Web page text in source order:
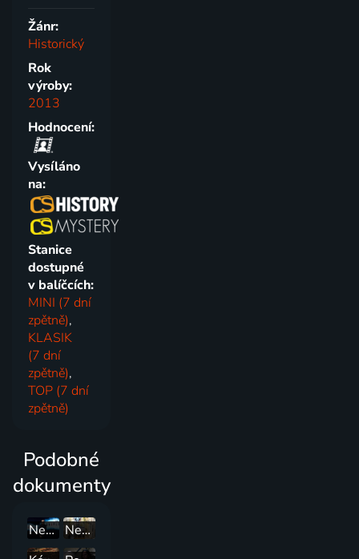
Žánr:
Historický
Rok
výroby:
2013
Hodnocení:
Vysíláno
na:
Stanice
dostupné
v balíčcích:
MINI (7 dní
zpětně),
KLASIK
(7 dní
zpětně),
TOP (7 dní
zpětně)
Podobné
dokumenty
Nevysvětlitelná tajemství s Williamem Shatnerem
Neuvěřitelné železnice